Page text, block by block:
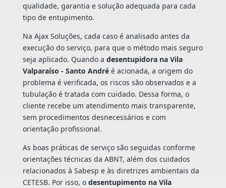
qualidade, garantia e solução adequada para cada
tipo de entupimento.
Na Ajax Soluções, cada caso é analisado antes da
execução do serviço, para que o método mais seguro
seja aplicado. Quando a desentupidora na Vila
Valparaíso - Santo Andréé acionada, a origem do
problema é verificada, os riscos são observados e a
tubulação é tratada com cuidado. Dessa forma, o
cliente recebe um atendimento mais transparente,
sem procedimentos desnecessários e com
orientação profissional.
As boas práticas de serviço são seguidas conforme
orientações técnicas da ABNT, além dos cuidados
relacionados à Sabesp e às diretrizes ambientais da
CETESB. Por isso, o desentupimento na Vila